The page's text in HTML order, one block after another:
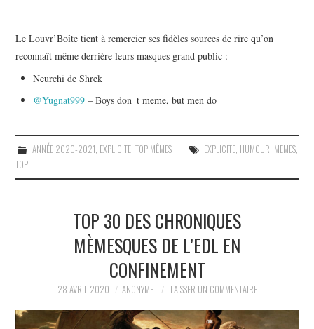
Le Louvr’Boîte tient à remercier ses fidèles sources de rire qu’on
reconnaît même derrière leurs masques grand public :
Neurchi de Shrek
@Yugnat999 – Boys don_t meme, but men do
ANNÉE 2020-2021, EXPLICITE, TOP MÊMES EXPLICITE, HUMOUR, MEMES,
TOP
TOP 30 DES CHRONIQUES
MÈMESQUES DE L’EDL EN
CONFINEMENT
28 AVRIL 2020 ANONYME LAISSER UN COMMENTAIRE